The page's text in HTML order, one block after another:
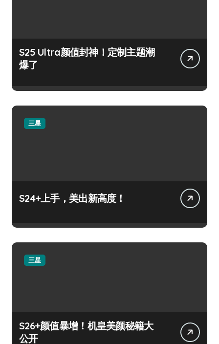
S25 Ultra颜值封神！定制主题潮
爆了
三星
S24+上手，美出新高度！
三星
S26+颜值暴增！机皇美颜秘籍大
公开